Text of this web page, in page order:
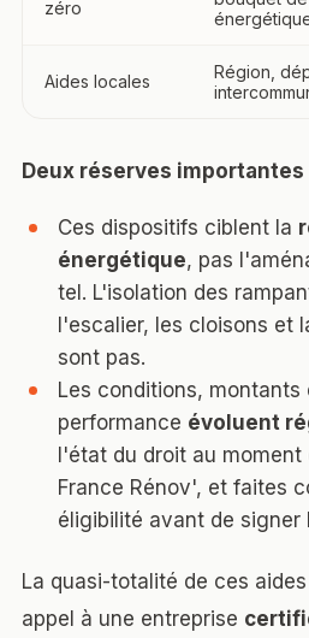
zéro
Aides locales
Région,
Deux réserves importantes
Ces dispositifs ciblent la
énergétique, pas
tel. L'isolation des
l'escalier, les cloisons et
sont pas.
Les conditions, montants
performance évoluent
l'état du droit au
France Rénov', et faites
éligibilité avant de signer
La quasi-totalité de ces
appel à une entreprise